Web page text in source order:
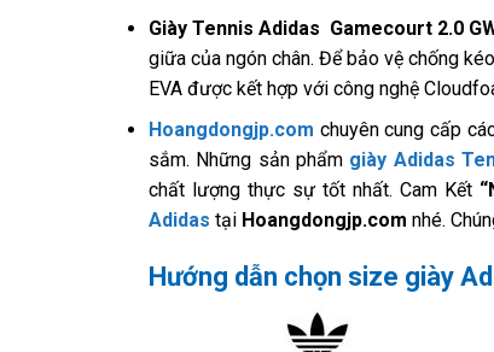
Giày Tennis Adidas Gamecourt 2.0
giữa của ngón chân. Để bảo vệ chống
EVA được kết hợp với công nghệ
Hoangdongjp.com chuyên cung cấp
sắm. Những sản phẩm giày Adidas
chất lượng thực sự tốt nhất. Cam Kết
Adidas tạiHoangdongjp.com nhé.
Hướng dẫn chọn size giày